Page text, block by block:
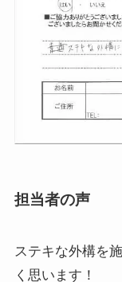
担当者の声
ステキな外構を
く思います！